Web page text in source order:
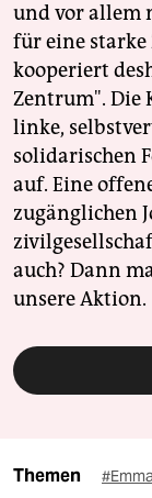
und vor allem
für eine starke
kooperiert
Zentrum". Die
linke,
solidarischen
auf. Eine
zugänglichen
auch? Dann
unsere Aktion.
Themen